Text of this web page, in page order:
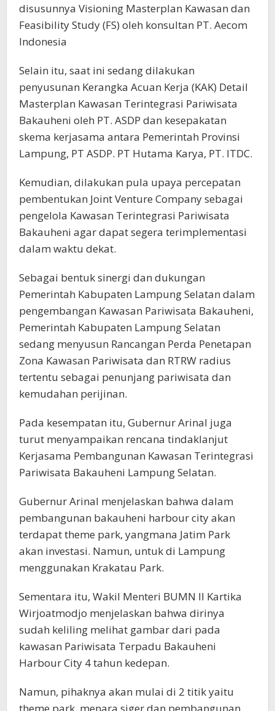
disusunnya Visioning Masterplan Kawasan dan
Feasibility Study (FS) oleh konsultan PT. Aecom
Indonesia
Selain itu, saat ini sedang dilakukan
penyusunan Kerangka Acuan Kerja (KAK) Detail
Masterplan Kawasan Terintegrasi Pariwisata
Bakauheni oleh PT. ASDP dan kesepakatan
skema kerjasama antara Pemerintah Provinsi
Lampung, PT ASDP. PT Hutama Karya, PT. ITDC.
Kemudian, dilakukan pula upaya percepatan
pembentukan Joint Venture Company sebagai
pengelola Kawasan Terintegrasi Pariwisata
Bakauheni agar dapat segera terimplementasi
dalam waktu dekat.
Sebagai bentuk sinergi dan dukungan
Pemerintah Kabupaten Lampung Selatan dalam
pengembangan Kawasan Pariwisata Bakauheni,
Pemerintah Kabupaten Lampung Selatan
sedang menyusun Rancangan Perda Penetapan
Zona Kawasan Pariwisata dan RTRW radius
tertentu sebagai penunjang pariwisata dan
kemudahan perijinan.
Pada kesempatan itu, Gubernur Arinal juga
turut menyampaikan rencana tindaklanjut
Kerjasama Pembangunan Kawasan Terintegrasi
Pariwisata Bakauheni Lampung Selatan.
Gubernur Arinal menjelaskan bahwa dalam
pembangunan bakauheni harbour city akan
terdapat theme park, yangmana Jatim Park
akan investasi. Namun, untuk di Lampung
menggunakan Krakatau Park.
Sementara itu, Wakil Menteri BUMN II Kartika
Wirjoatmodjo menjelaskan bahwa dirinya
sudah keliling melihat gambar dari pada
kawasan Pariwisata Terpadu Bakauheni
Harbour City 4 tahun kedepan.
Namun, pihaknya akan mulai di 2 titik yaitu